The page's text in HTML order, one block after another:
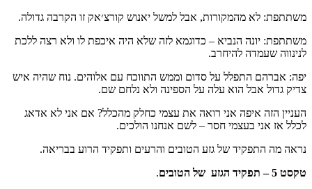
משתתפת: לא מהמקורות, אבל למשל יאנוש קורצ׳אק זו הקרבה גדולה.
משתתפת: יונה הנביא – כדוגמא לזה שלא היה איכפת לו ולא רצה ללכת
לנינווה שעמדה להיחרב.
יפה: אברהם התפלל על סדום וממש התווכח עם אלוהים. נוח שהיה איש
צדיק גדול אבל הוא עלה על הספינה ולא נלחם שם.
העניין הזה איפה אני רואה את עצמי כחלק מהכלל? אם אני לא אדאג
לכלל אז אני בעצמי חסר – לשם אנחנו הולכים.
נראה מה התפקיד של גזע הטובים והרעים ותפקיד הרוע בבריאה.
טקסט 5 – תפקיד הגזע של הטובים
.